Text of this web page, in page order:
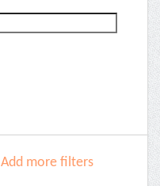
Add more filters